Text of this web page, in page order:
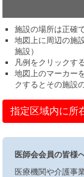
施設の場所は正確
地図上に周辺の施
施設）
凡例をクリックす
地図上のマーカー
クするとその施設
指定区域内に所
医師会会員の皆様
医療機関や介護事